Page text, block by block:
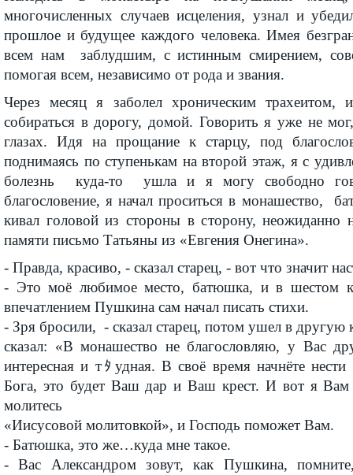
многочисленных случаев исцеления, узнал и
прошлое и будущее каждого человека. Имея
всем нам заблудшим, с истинным смирением,
помогая всем, независимо от рода и звания.
Через месяц я заболел хроническим трахеитом,
собираться в дорогу, домой. Говорить я уже не
глазах. Идя на прощание к старцу, под
поднимаясь по ступенькам на второй этаж, я с
болезнь куда-то ушла и я могу свободно
благословение, я начал проситься в монашество,
кивал головой из стороны в сторону, неожиданно
памяти письмо Татьяны из «Евгения Онегина».
- Правда, красиво, - сказал старец, - вот что значит
- Это моё любимое место, батюшка, и в шестом
впечатлением Пушкина сам начал писать стихи.
- Зря бросили, - сказал старец, потом ушел в другую
сказал: «В монашество не благословляю, у Вас
интересная и тﾀудная. В своё время начнёте
Бога, это будет Ваш дар и Ваш крест. И вот я Вам
молитесь
«Иисусовой молитовкой», и Господь поможет Вам.
- Батюшка, это же…куда мне такое.
- Вас Александром зовут, как Пушкина,